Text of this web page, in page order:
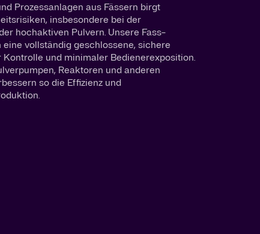
Prozessanlagen aus Fässern birgt
insbesondere bei der
hochaktiven Pulvern. Unsere Fass-
vollständig geschlossene, sichere
und minimaler Bedienerexposition.
Reaktoren und anderen
so die Effizienz und